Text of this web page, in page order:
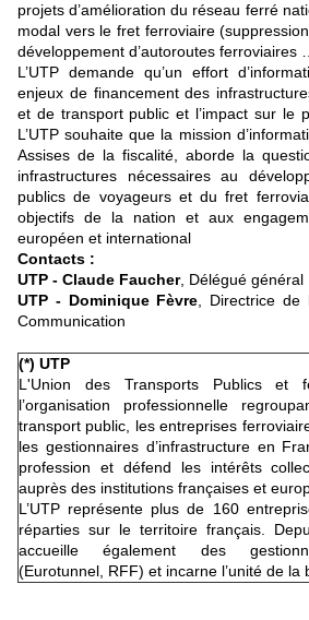
projets d’amélioration du réseau ferré
modal vers le fret ferroviaire
développement d’autoroutes ferroviaires
L’UTP demande qu’un effort
enjeux de financement des
et de transport public et l’impact sur le
L’UTP souhaite que la mission
Assises de la fiscalité, aborde la
infrastructures nécessaires au
publics de voyageurs et du fret
objectifs de la nation et aux
européen et international
Contacts :
UTP - Claude Faucher, Délégué général
UTP - Dominique Fèvre , Directrice
Communication
(*) UTP
L'Union des Transports Publics et
l’organisation professionnelle
transport public, les entreprises
les gestionnaires d’infrastructure en
profession et défend les intérêts
auprès des institutions françaises et
L’UTP représente plus de 160
réparties sur le territoire français.
accueille également des
(Eurotunnel, RFF) et incarne l’unité de la